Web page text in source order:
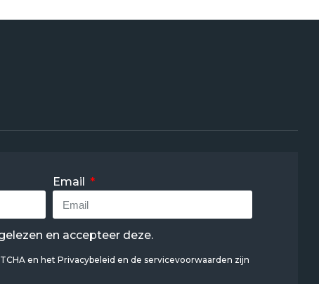
Email
en accepteer deze.
en het Privacybeleid en de servicevoorwaarden zijn